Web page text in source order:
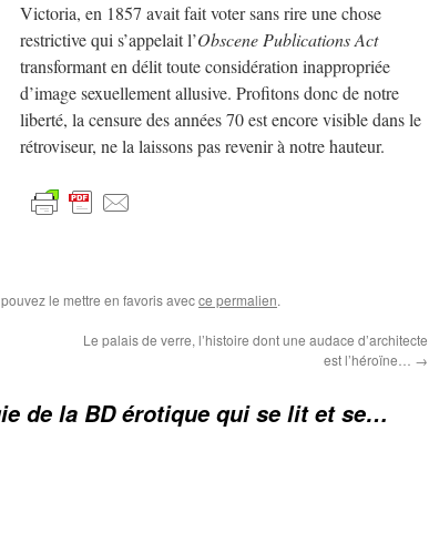
Victoria, en 1857 avait fait voter sans rire une chose
restrictive qui s’appelait l’Obscene Publications Act
transformant en délit toute considération inappropriée
d’image sexuellement allusive. Profitons donc de notre
liberté, la censure des années 70 est encore visible dans le
rétroviseur, ne la laissons pas revenir à notre hauteur.
pouvez le mettre en favoris avecce permalien.
Le palais de verre, l’histoire dont une audace d’architecte
est l’héroïne… →
de la BD érotique qui se lit et se…